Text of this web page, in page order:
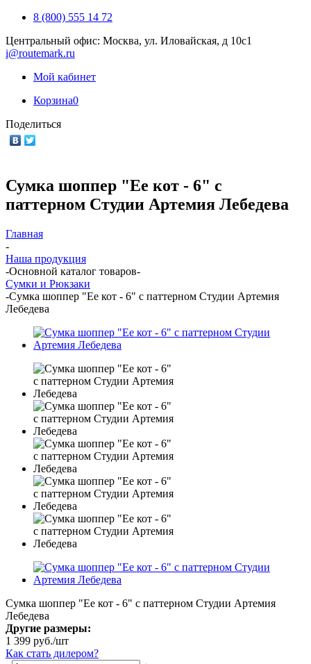
8 (800) 555 14 72
Центральный офис: Москва, ул. Иловайская, д 10с1
i@routemark.ru
Мой кабинет
Корзина0
Поделиться
Сумка шоппер "Ее кот - 6" с
паттерном Студии Артемия Лебедева
Главная
-
Наша продукция
-Основной каталог товаров-
Сумки и Рюкзаки
-Сумка шоппер "Ее кот - 6" с паттерном Студии Артемия
Лебедева
Сумка шоппер "Ее кот - 6" с паттерном Студии Артемия
Лебедева
Другие размеры:
1 399 руб./шт
Как стать дилером?